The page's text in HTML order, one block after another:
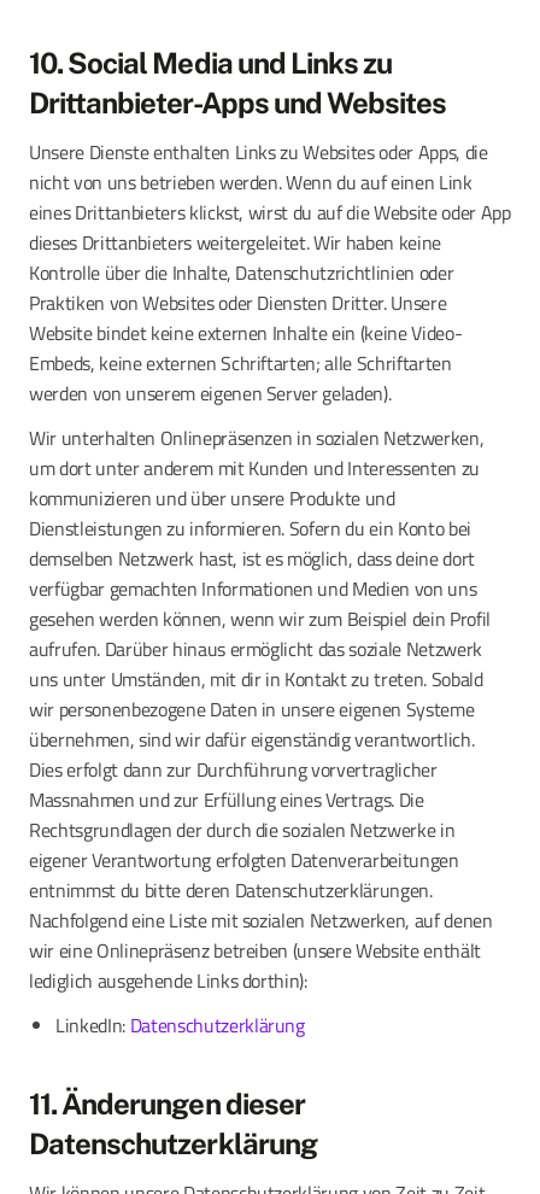
10. Social Media und Links zu
Drittanbieter-Apps und Websites
Unsere Dienste enthalten Links zu Websites oder Apps, die
nicht von uns betrieben werden. Wenn du auf einen Link
eines Drittanbieters klickst, wirst du auf die Website oder App
dieses Drittanbieters weitergeleitet. Wir haben keine
Kontrolle über die Inhalte, Datenschutzrichtlinien oder
Praktiken von Websites oder Diensten Dritter. Unsere
Website bindet keine externen Inhalte ein (keine Video-
Embeds, keine externen Schriftarten; alle Schriftarten
werden von unserem eigenen Server geladen).
Wir unterhalten Onlinepräsenzen in sozialen Netzwerken,
um dort unter anderem mit Kunden und Interessenten zu
kommunizieren und über unsere Produkte und
Dienstleistungen zu informieren. Sofern du ein Konto bei
demselben Netzwerk hast, ist es möglich, dass deine dort
verfügbar gemachten Informationen und Medien von uns
gesehen werden können, wenn wir zum Beispiel dein Profil
aufrufen. Darüber hinaus ermöglicht das soziale Netzwerk
uns unter Umständen, mit dir in Kontakt zu treten. Sobald
wir personenbezogene Daten in unsere eigenen Systeme
übernehmen, sind wir dafür eigenständig verantwortlich.
Dies erfolgt dann zur Durchführung vorvertraglicher
Massnahmen und zur Erfüllung eines Vertrags. Die
Rechtsgrundlagen der durch die sozialen Netzwerke in
eigener Verantwortung erfolgten Datenverarbeitungen
entnimmst du bitte deren Datenschutzerklärungen.
Nachfolgend eine Liste mit sozialen Netzwerken, auf denen
wir eine Onlinepräsenz betreiben (unsere Website enthält
lediglich ausgehende Links dorthin):
LinkedIn: Datenschutzerklärung
11. Änderungen dieser
Datenschutzerklärung